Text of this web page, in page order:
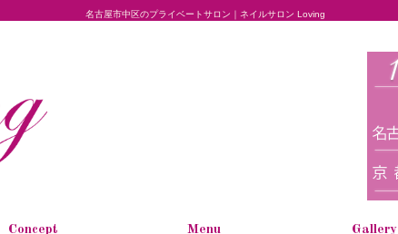
名古屋市中区のプライベートサロン｜ネイルサロン Loving
Concept Menu Gallery